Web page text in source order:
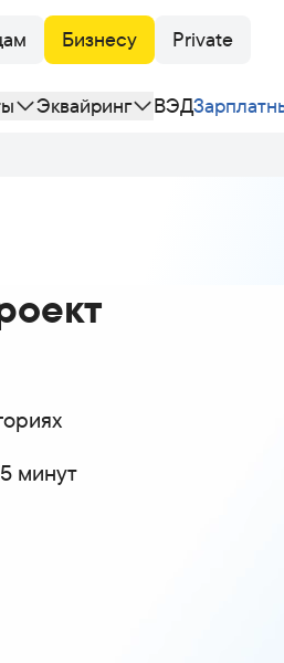
Бизнесу Private
Эквайринг ВЭД
минут